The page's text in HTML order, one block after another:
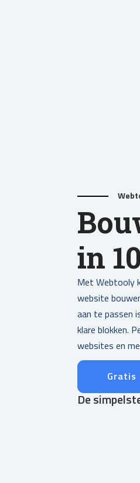
in
Met Webtooly
website
aan te passen
klare blokken.
websites en
Gratis
De